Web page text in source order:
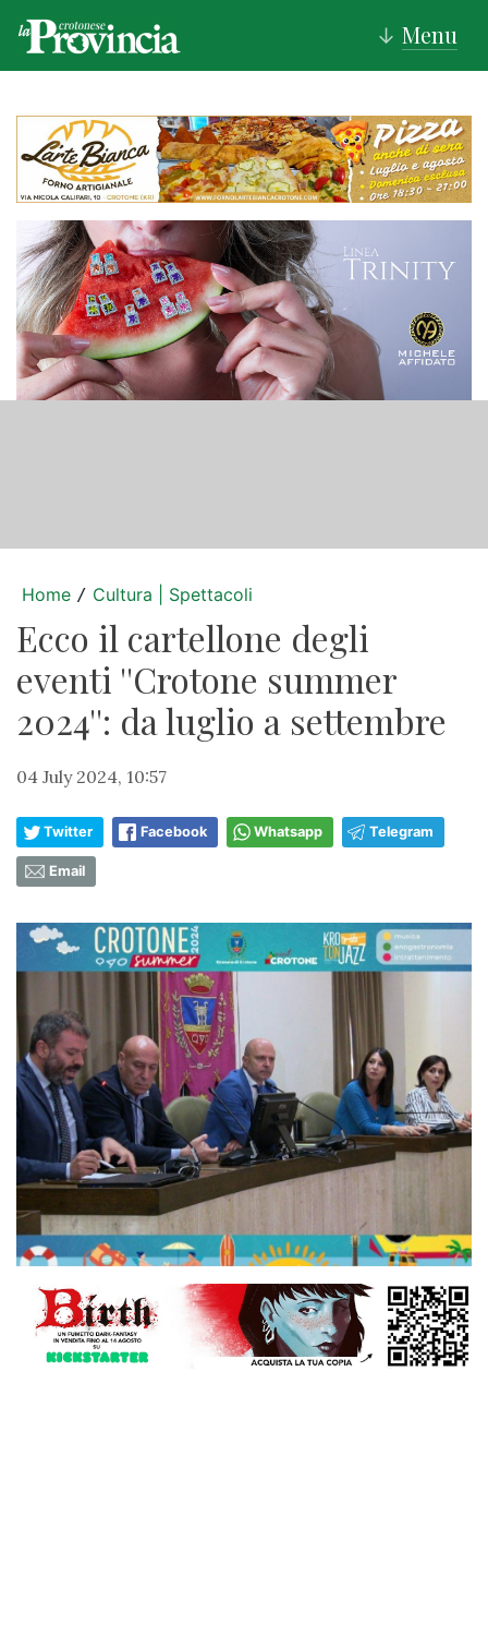
↓ Menu
Home / Cultura | Spettacoli
Ecco il cartellone degli
eventi ''Crotone summer
2024'': da luglio a settembre
04 July 2024, 10:57
Twitter Facebook Whatsapp Telegram
Email